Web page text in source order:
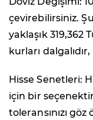
çevirebilirsiniz.
yaklaşık 319,362
kurları
Hisse Senetleri:
için bir
toleransınızı